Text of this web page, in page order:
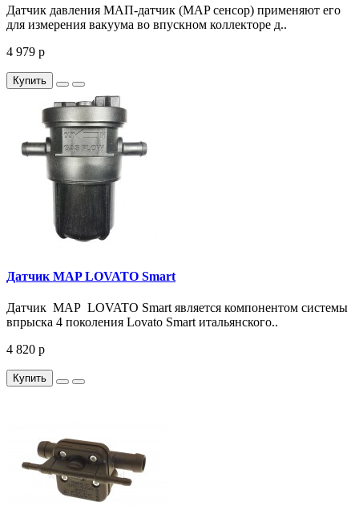
Датчик давления МАП-датчик (MAP сенсор) применяют его
для измерения вакуума во впускном коллекторе д..
4 979 р
Купить
Датчик MAP LOVATO Smart
Датчик MAP LOVATO Smart является компонентом системы
впрыска 4 поколения Lovato Smart итальянского..
4 820 р
Купить